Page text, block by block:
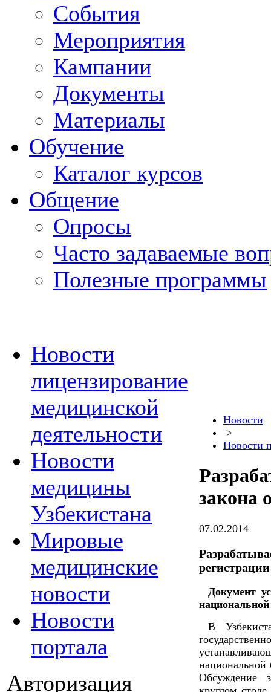
События
Мероприятия
Кампании
Документы
Материалы
Обучение
Каталог курсов
Общение
Опросы
Часто задаваемые
Полезные программы
Новости
лицензирование
медицинской
деятельности
Новости
медицины
Узбекистана
Мировые
медицинские
новости
Новости
портала
Авторизация
Новости
>
Новости
закона
07.02.2014
регистрации
Документ
В
Обсуждение